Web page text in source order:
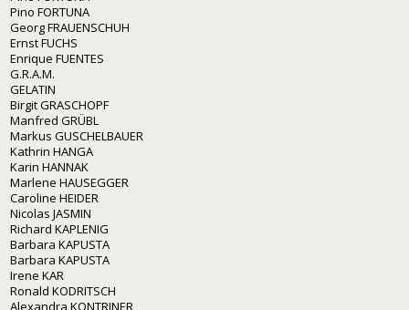
Pino FORTUNA
Georg FRAUENSCHUH
Ernst FUCHS
Enrique FUENTES
G.R.A.M.
GELATIN
Birgit GRASCHOPF
Manfred GRÜBL
Markus GUSCHELBAUER
Kathrin HANGA
Karin HANNAK
Marlene HAUSEGGER
Caroline HEIDER
Nicolas JASMIN
Richard KAPLENIG
Barbara KAPUSTA
Barbara KAPUSTA
Irene KAR
Ronald KODRITSCH
Alexandra KONTRINER